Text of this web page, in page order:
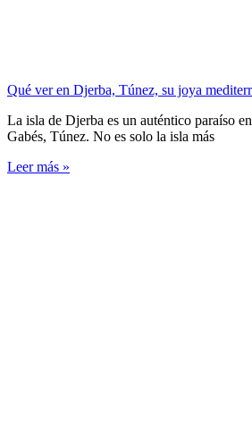
Qué ver en Djerba, Túnez, su joya
La isla de Djerba es un auténtico paraíso
Gabés, Túnez. No es solo la isla más
Leer más »